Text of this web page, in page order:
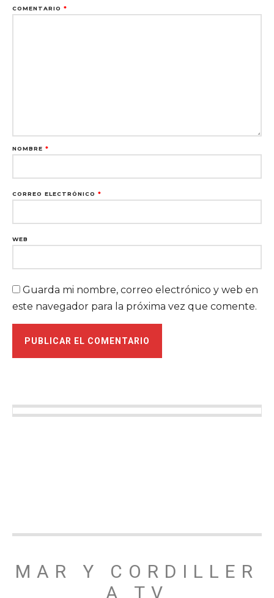
COMENTARIO *
NOMBRE *
CORREO ELECTRÓNICO *
WEB
Guarda mi nombre, correo electrónico y web en
este navegador para la próxima vez que comente.
MAR Y CORDILLER
A TV